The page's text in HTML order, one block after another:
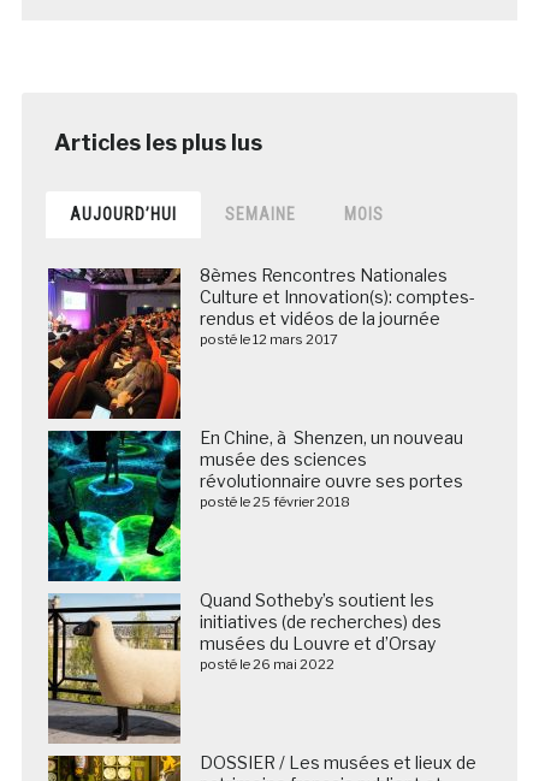
AUJOURD’HUI SEMAINE MOIS
8èmes Rencontres Nationales
Culture et Innovation(s): comptes-
rendus et vidéos de la journée
posté le 12 mars 2017
En Chine, à Shenzen, un nouveau
musée des sciences
révolutionnaire ouvre ses portes
posté le 25 février 2018
Quand Sotheby’s soutient les
initiatives (de recherches) des
musées du Louvre et d’Orsay
posté le 26 mai 2022
DOSSIER / Les musées et lieux de